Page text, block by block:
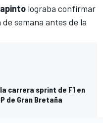
lograba confirmar
semana antes de la
carrera sprint de F1 en
de Gran Bretaña